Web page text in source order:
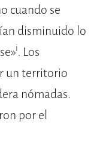
cuando se
disminuido lo
i. Los
un territorio
nómadas.
por el